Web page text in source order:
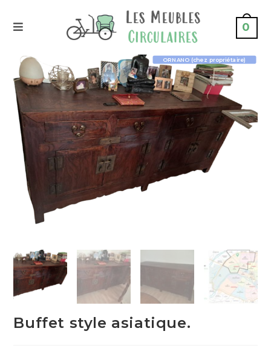
0
ORNANO (chez propriétaire)
Buffet style asiatique.